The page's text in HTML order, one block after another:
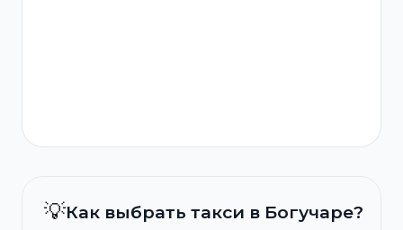
💡Как выбрать такси в Богучаре?